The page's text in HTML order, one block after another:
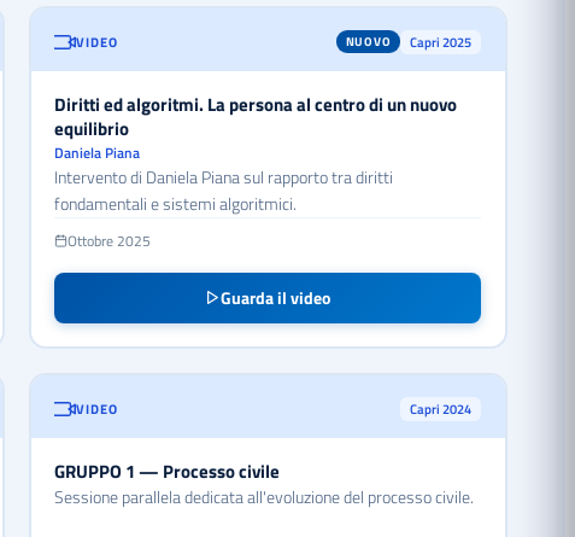
VIDEO NUOVO Capri 2025
Diritti ed algoritmi. La persona al centro di un nuovo
equilibrio
Daniela Piana
Intervento di Daniela Piana sul rapporto tra diritti
fondamentali e sistemi algoritmici.
Ottobre 2025
Guarda il video
VIDEO Capri 2024
GRUPPO 1 — Processo civile
Sessione parallela dedicata all'evoluzione del processo civile.